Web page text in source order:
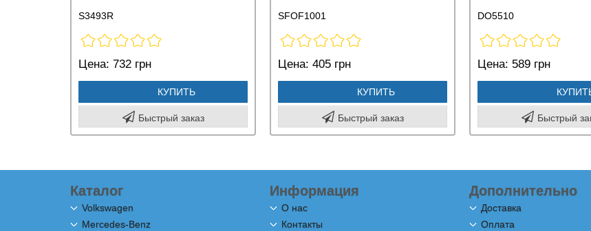
S3493R
Цена: 732 грн
КУПИТЬ
Быстрый заказ
SFOF1001
Цена: 405 грн
КУПИТЬ
Быстрый заказ
DO5510
Цена: 589 грн
Быстрый
Каталог
Volkswagen
Mercedes-Benz
Информация
О нас
Контакты
Дополнительно
Доставка
Оплата